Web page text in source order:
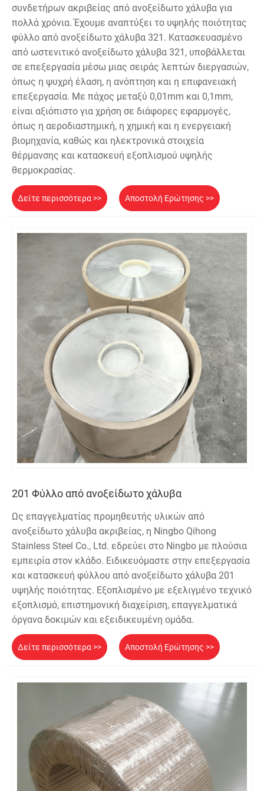
συνδετήρων ακριβείας από ανοξείδωτο χάλυβα για
πολλά χρόνια. Έχουμε αναπτύξει το υψηλής ποιότητας
φύλλο από ανοξείδωτο χάλυβα 321. Κατασκευασμένο
από ωστενιτικό ανοξείδωτο χάλυβα 321, υποβάλλεται
σε επεξεργασία μέσω μιας σειράς λεπτών διεργασιών,
όπως η ψυχρή έλαση, η ανόπτηση και η επιφανειακή
επεξεργασία. Με πάχος μεταξύ 0,01mm και 0,1mm,
είναι αξιόπιστο για χρήση σε διάφορες εφαρμογές,
όπως η αεροδιαστημική, η χημική και η ενεργειακή
βιομηχανία, καθώς και ηλεκτρονικά στοιχεία
θέρμανσης και κατασκευή εξοπλισμού υψηλής
θερμοκρασίας.
Δείτε περισσότερα >> Αποστολή Ερώτησης >>
201 Φύλλο από ανοξείδωτο χάλυβα
Ως επαγγελματίας προμηθευτής υλικών από
ανοξείδωτο χάλυβα ακριβείας, η Ningbo Qihong
Stainless Steel Co., Ltd. εδρεύει στο Ningbo με πλούσια
εμπειρία στον κλάδο. Ειδικευόμαστε στην επεξεργασία
και κατασκευή φύλλου από ανοξείδωτο χάλυβα 201
υψηλής ποιότητας. Εξοπλισμένο με εξελιγμένο τεχνικό
εξοπλισμό, επιστημονική διαχείριση, επαγγελματικά
όργανα δοκιμών και εξειδικευμένη ομάδα.
Δείτε περισσότερα >> Αποστολή Ερώτησης >>